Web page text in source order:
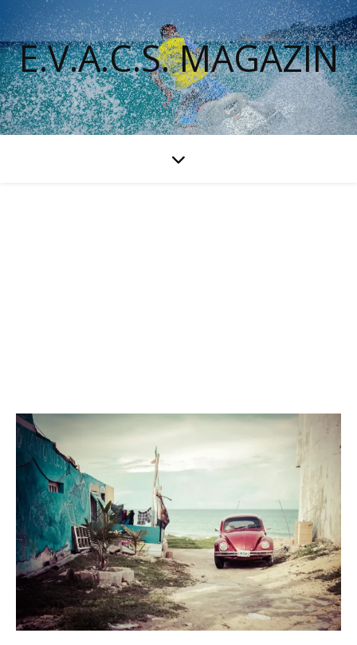
E.V.A.C.S. MAGAZIN